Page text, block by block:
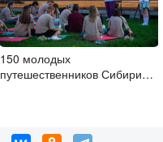
150 молодых
путешественников Сибири